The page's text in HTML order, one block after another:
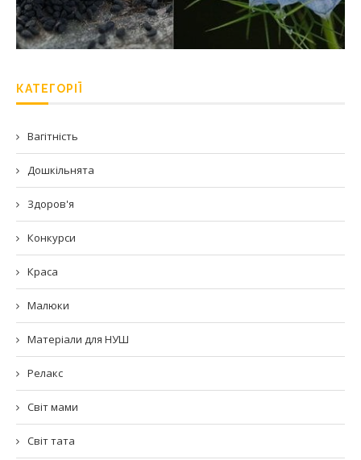
КАТЕГОРІЇ
Вагітність
Дошкільнята
Здоров'я
Конкурси
Краса
Малюки
Матеріали для НУШ
Релакс
Світ мами
Світ тата